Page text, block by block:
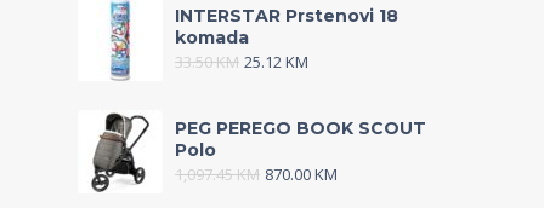
INTERSTAR Prstenovi 18
komada
33.50KM 25.12KM
PEG PEREGO BOOK SCOUT
Polo
1,097.45KM 870.00KM